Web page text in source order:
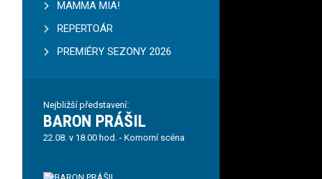
MAMMA MIA!
REPERTOÁR
PREMIÉRY SEZONY 2026
Nejbližší představení:
BARON PRÁŠIL
22.08. v 18.00 hod. - Komorní scéna